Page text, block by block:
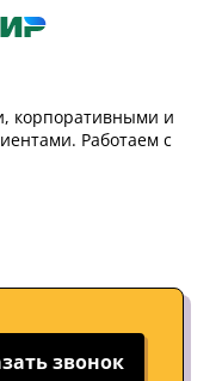
корпоративными и
Работаем с
звонок